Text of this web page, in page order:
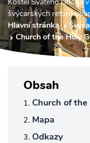
švýcarských
Hlavní stránka
Church of the Holy
Obsah
Church of
Mapa
Odkazy